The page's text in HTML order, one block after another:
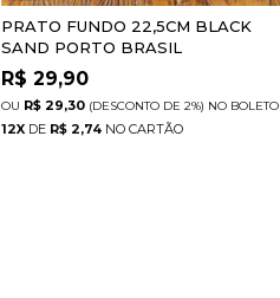
PRATO FUNDO 22,5CM BLACK
SAND PORTO BRASIL
R$ 29,90
R$ 29,30 (DESCONTO DE 2%) NO BOLETO
12X DE R$ 2,74